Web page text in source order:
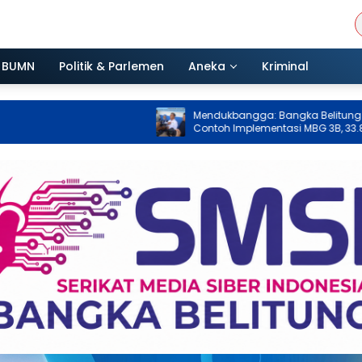
BUMN Politik & Parlemen Aneka Kriminal
Mendukbangga: Bangka Belitung Jadi
Contoh Implementasi MBG 3B, 33.852
Bumil, Busui, dan Balita Terlayani